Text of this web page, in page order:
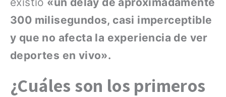
300 milisegundos, casi imperceptible
y que no afecta la experiencia de ver
deportes en vivo».
¿Cuáles son los primeros